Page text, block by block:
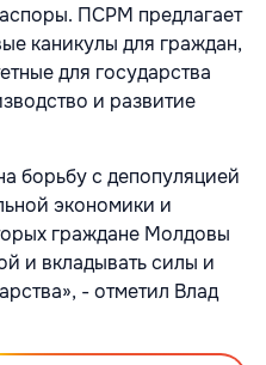
ПСРМ предлагает
каникулы для граждан,
для государства
и развитие
борьбу с депопуляцией
экономики и
граждане Молдовы
и вкладывать силы и
- отметил Влад